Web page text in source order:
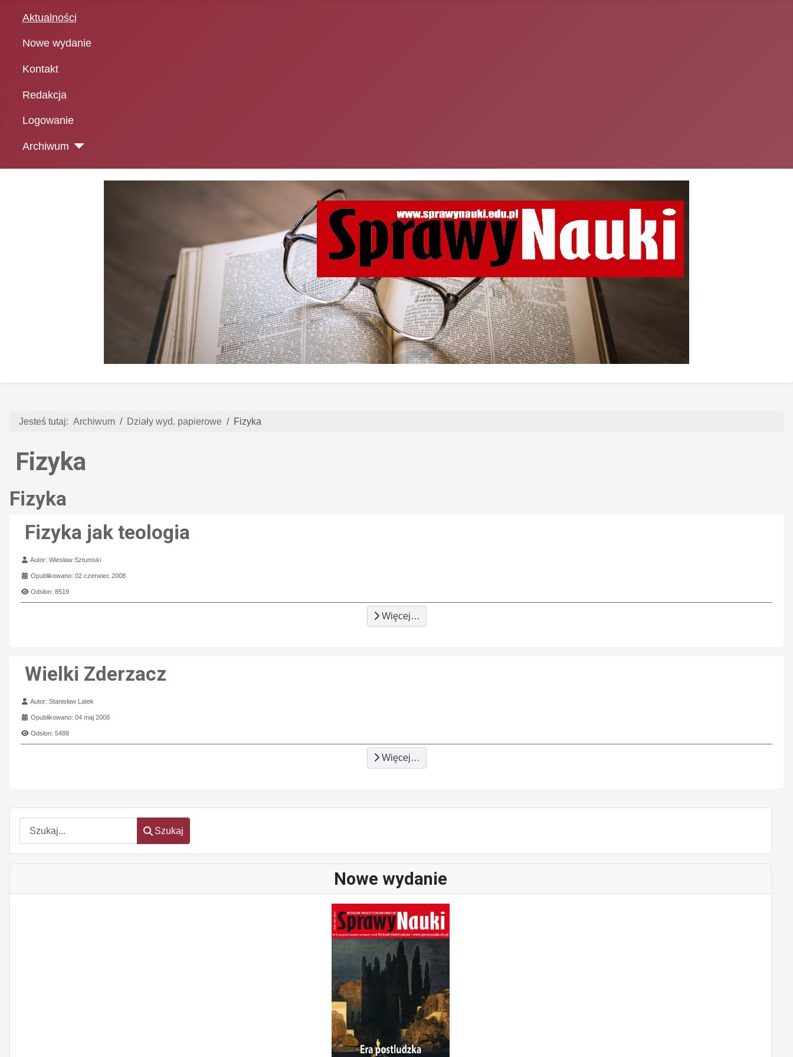
Aktualności
Nowe wydanie
Kontakt
Redakcja
Logowanie
Archiwum
Szukaj
Szukaj
Nowe wydanie
Jesteś tutaj: Archiwum Działy wyd. papierowe Fizyka
Fizyka
Fizyka
Fizyka jak teologia
Szczegóły
Autor:Wiesław Sztumski
Opublikowano: 02 czerwiec 2008
Odsłon: 8519
Więcej…
Wielki Zderzacz
Szczegóły
Autor:Stanisław Latek
Opublikowano: 04 maj 2008
Odsłon: 5488
Więcej…